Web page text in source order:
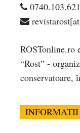
0740.103.621
ROSTonline.ro
“Rost” -
conservatoare,